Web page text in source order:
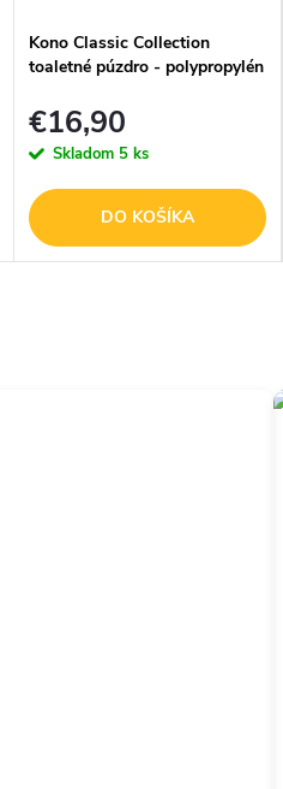
Kono Classic Collection
toaletné púzdro - polypropylén
€16,90
Skladom 5 ks
DO KOŠÍKA